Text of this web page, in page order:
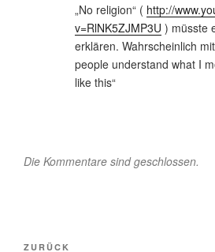
„No religion“ ( http://
v=RlNK5ZJMP3U ) müsste
erklären. Wahrscheinlich
people understand what I
like this“
Die Kommentare sind geschlossen.
Beitragsnavigation
ZURÜCK